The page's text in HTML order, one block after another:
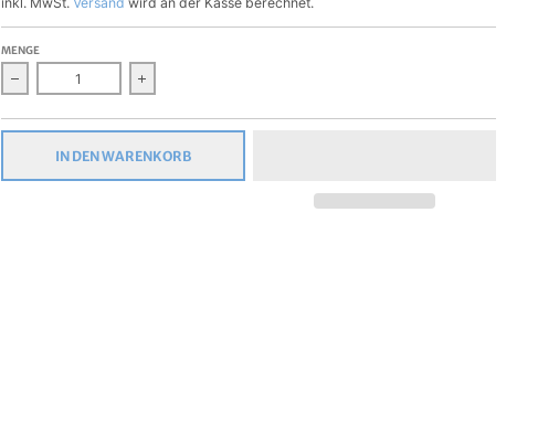
MENGE
Verringern Sie die Menge für Stempidoo - Maxi Mini - Motivstempel -
Erhöhen Sie die Menge für Stempidoo - Maxi Mini -
IN DEN WARENKORB